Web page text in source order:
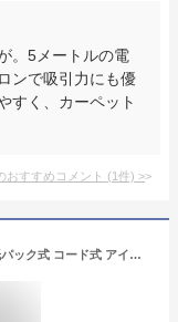
。5メートルの電
ンで吸引力にも優
すく、カーペット
おすすめコメント (1件) >
【ポイント5倍★8/20 4時間限定】掃除機 紙パック式 コード式 アイリスオーヤマ 極細軽量スティッククリーナー スティッククリーナー コード式 軽量 コードタイプ 静音 スティック スティック掃除機 紙パック式掃除機 吸引力 IC-SBA6-S IC-SBA6-R